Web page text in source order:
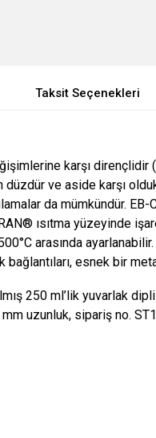
Taksit Seçenekleri
karşı dirençlidir
ve aside karşı
da mümkündür.
ısıtma yüzeyinde
arasında
esnek bir
250 ml’lik yuvarlak
uzunluk, sipariş no.